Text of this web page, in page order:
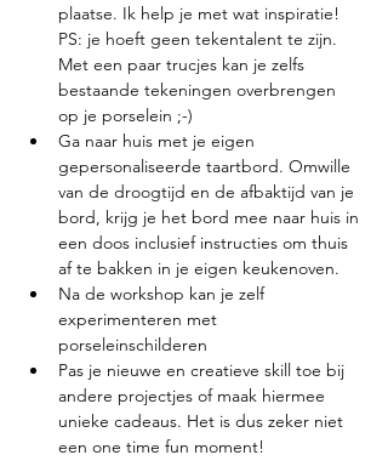
plaatse. Ik help je met wat inspiratie!
PS: je hoeft geen tekentalent te zijn.
Met een paar trucjes kan je zelfs
bestaande tekeningen overbrengen
op je porselein ;-)
Ga naar huis met je eigen
gepersonaliseerde taartbord. Omwille
van de droogtijd en de afbaktijd van je
bord, krijg je het bord mee naar huis in
een doos inclusief instructies om thuis
af te bakken in je eigen keukenoven.
Na de workshop kan je zelf
experimenteren met
porseleinschilderen
Pas je nieuwe en creatieve skill toe bij
andere projectjes of maak hiermee
unieke cadeaus. Het is dus zeker niet
een one time fun moment!